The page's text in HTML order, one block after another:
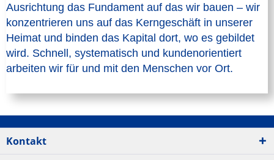
Ausrichtung das Fundament auf das wir bauen – wir
konzentrieren uns auf das Kerngeschäft in unserer
Heimat und binden das Kapital dort, wo es gebildet
wird. Schnell, systematisch und kundenorientiert
arbeiten wir für und mit den Menschen vor Ort.
Kontakt